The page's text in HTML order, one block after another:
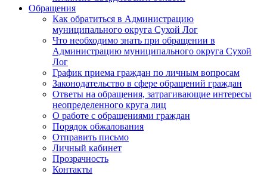
Обращения
Как обратиться в Администрацию
муниципального округа Сухой Лог
Что необходимо знать при обращении в
Администрацию муниципального округа Сухой
Лог
График приема граждан по личным вопросам
Законодательство в сфере обращений граждан
Ответы на обращения, затрагивающие интересы
неопределенного круга лиц
О работе с обращениями граждан
Порядок обжалования
Отправить письмо
Личный кабинет
Прозрачность
Контакты